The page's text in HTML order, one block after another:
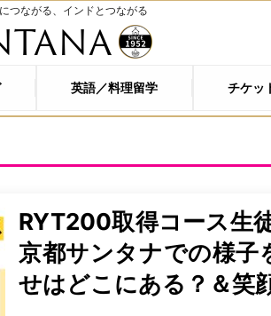
つながる、インドとつながる
英語／料理留学 チケッ
RYT200取得コース生
京都サンタナでの様
せはどこにある？＆笑